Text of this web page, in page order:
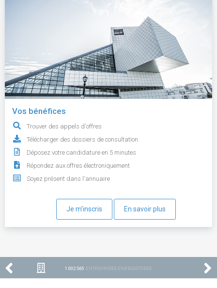
Vos bénéfices
Trouver des appels d'offres
Télécharger des dossiers de consultation
Déposez votre candidature en 5 minutes
Répondez aux offres électroniquement
Soyez présent dans l'annuaire
Je m'inscris En savoir plus
1 002 565 ENTREPRISES ENREGISTRÉES